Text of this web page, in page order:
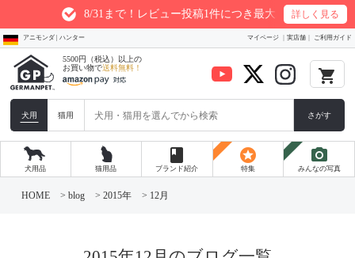
8/31まで！レビュー投稿1件につき最大200ptプレゼント
詳しく見る
アニモンダ | ハンター マイページ 実店舗 ご利用ガイド
5500円（税込）以上の
お買い物で送料無料！ local_grocery_store
犬用 猫用 さがす
犬用品 猫用品
book
ブランド紹介
stars
特集
photo_camera
みんなの写真
HOME > blog > 2015年 > 12月